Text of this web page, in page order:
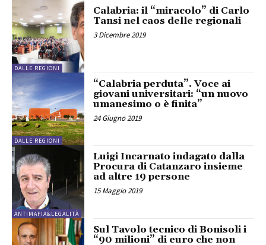
DALLE REGIONI
Calabria: il “miracolo” di Carlo
Tansi nel caos delle regionali
3 Dicembre 2019
DALLE REGIONI
“Calabria perduta”. Voce ai
giovani universitari: “un nuovo
umanesimo o è finita”
24 Giugno 2019
ANTIMAFIA&LEGALITÀ
Luigi Incarnato indagato dalla
Procura di Catanzaro insieme
ad altre 19 persone
15 Maggio 2019
Sul Tavolo tecnico di Bonisoli i
“90 milioni” di euro che non